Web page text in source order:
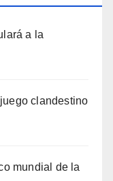
a la
clandestino
mundial de la